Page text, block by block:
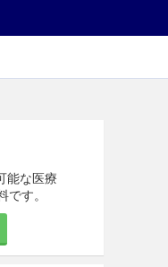
能な医療
です。